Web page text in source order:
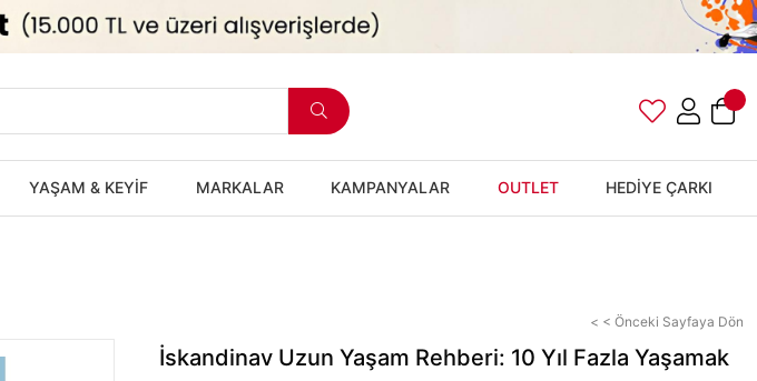
YAŞAM & KEYİF MARKALAR KAMPANYALAR OUTLET HEDİYE ÇARKI
< < Önceki Sayfaya Dön
İskandinav Uzun Yaşam Rehberi: 10 Yıl Fazla Yaşamak